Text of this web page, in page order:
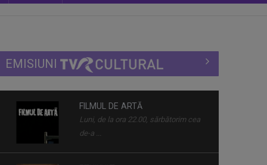
EMISIUNI
FILMUL DE ARTĂ
Luni, de la ora 22.00, sărbătorim cea
de-a ...